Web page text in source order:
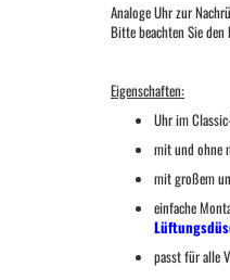
Analoge Uhr zur
Bitte beachten Sie
Eigenschaften:
Uhr im
mit und ohne
mit großem
einfache
passt für alle